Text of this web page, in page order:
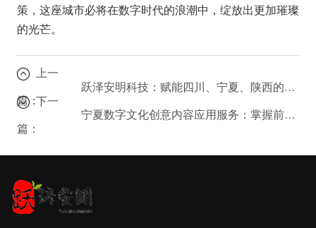
策，这座城市必将在数字时代的浪潮中，绽放出更加璀璨
的光芒。
上一
篇：
跃泽安明科技：赋能四川、宁夏、陕西的数创内容技术解决方案
下一
篇：
宁夏数字文化创意内容应用服务：掌握前沿趋势，引领行业发展